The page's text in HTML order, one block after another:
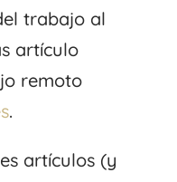
trabajo al
artículo
remoto
.
artículos (y